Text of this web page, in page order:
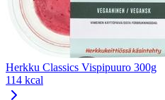
Herkku Classics Vispipuuro 300g
114 kcal